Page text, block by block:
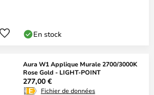
En stock
Aura W1 Applique Murale 2700/3000K
Rose Gold - LIGHT-POINT
277,00 €
Fichier de données